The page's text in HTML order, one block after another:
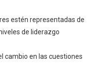
estén representadas de
de liderazgo
cambio en las cuestiones